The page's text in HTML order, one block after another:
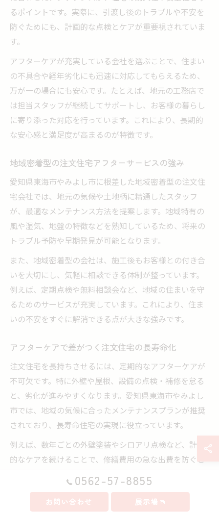
るポイントです。実際に、引渡し後のトラブルや不安を
防ぐためにも、計画的な点検とケアが重要視されていま
す。
アフターケアが充実している会社を選ぶことで、住まい
の不具合や経年劣化にも迅速に対応してもらえるため、
万が一の場合にも安心です。たとえば、地元の工務店で
は担当スタッフが継続してサポートし、お客様の暮らし
に寄り添った対応を行っています。これにより、長期的
な安心感と満足度が高まるのが特徴です。
地域密着型の注文住宅アフターサービスの強み
愛知県東海市やみよし市に根差した地域密着型の注文住
宅会社では、地元の気候や土地柄に精通したスタッフ
が、最適なメンテナンス方法を提案します。地域特有の
風や湿気、地盤の特徴などを熟知しているため、将来の
トラブル予防や早期発見が可能となります。
また、地域密着型の会社は、施工後もお客様との付き合
いを大切にし、気軽に相談できる体制が整っています。
例えば、定期点検や無料相談会など、地域の住まいを守
るためのサービスが充実しています。これにより、住ま
いの不安をすぐに解消できる点が大きな強みです。
アフターケアで差がつく注文住宅の長寿命化
注文住宅を長持ちさせるには、定期的なアフターケアが
不可欠です。特に外壁や屋根、設備の点検・補修を怠る
と、劣化が進みやすくなります。愛知県東海市やみよし
市では、地域の気候に合ったメンテナンスプランが推奨
されており、長寿命住宅の実現に役立っています。
例えば、数年ごとの外壁塗装やシロアリ点検など、計画
的なケアを続けることで、修繕費用の急な出費を防ぐこ
とができます。アフターケアがしっかりしている会社な
ら、必要なタイミングでの点検を提案し、万全のサポー
ト体制を整えているため、安心して住み続けることがで
0562-57-8855
お問い合わせ 展示場